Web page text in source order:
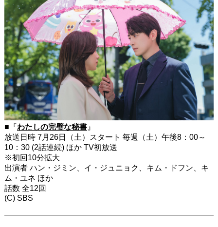
■『わたしの完璧な秘書』
放送日時 7月26日（土）スタート 毎週（土）午後8：00～
10：30 (2話連続) ほか TV初放送
※初回10分拡大
出演者 ハン・ジミン、イ・ジュニョク、キム・ドフン、キ
ム・ユネ ほか
話数 全12回
(C) SBS